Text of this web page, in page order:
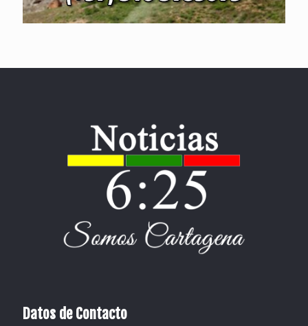
Datos de Contacto